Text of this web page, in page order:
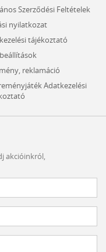
Szerződési Feltételek
nyilatkozat
tájékoztató
reklamáció
Adatkezelési
akcióinkról,